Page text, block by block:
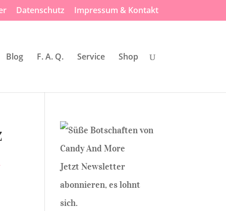
Datenschutz Impressum & Kontakt
Blog F. A. Q. Service Shop
Jetzt Newsletter
abonnieren, es lohnt
sich.